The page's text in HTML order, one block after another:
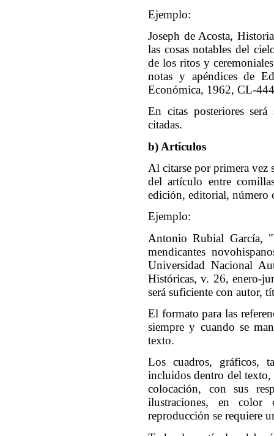
Ejemplo:
Joseph de Acosta,
las cosas notables del
de los ritos y
notas y apéndices de
Económica, 1962, CL-
En citas posteriores
citadas.
b) Artículos
Al citarse por primera
del artículo entre
edición, editorial, número
Ejemplo:
Antonio Rubial García,
mendicantes
Universidad Nacional
Históricas, v. 26, enero-
será suficiente con autor,
El formato para las
siempre y cuando se
texto.
Los cuadros, gráficos,
incluidos dentro del texto,
colocación, con sus
ilustraciones, en
reproducción se requiere